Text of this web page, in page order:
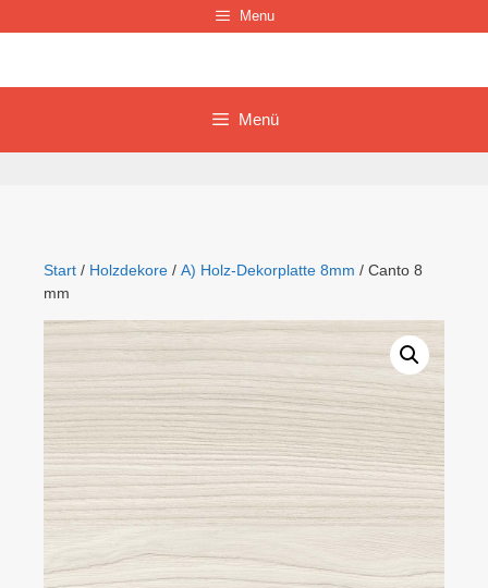
Inhalt
Menu
Menü
Start / Holzdekore / A) Holz-Dekorplatte 8mm / Canto 8
mm